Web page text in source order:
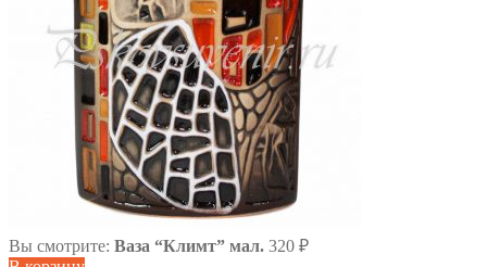
Вы смотрите: Ваза “Климт” мал. 320 ₽